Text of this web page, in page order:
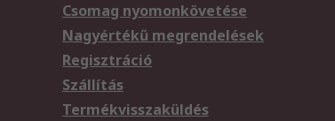
Csomag nyomonkövetése
Nagyértékű megrendelések
Regisztráció
Szállítás
Termékvisszaküldés